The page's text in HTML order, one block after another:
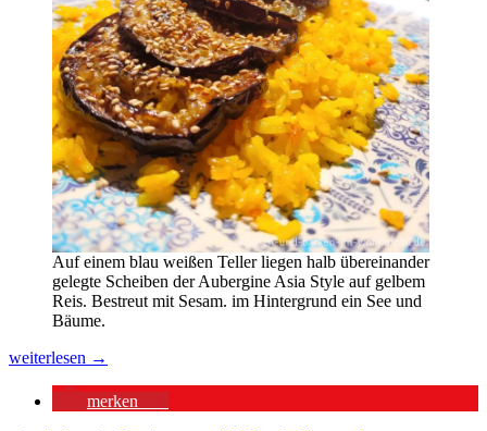
Auf einem blau weißen Teller liegen halb übereinander
gelegte Scheiben der Aubergine Asia Style auf gelbem
Reis. Bestreut mit Sesam. im Hintergrund ein See und
Bäume.
Aubergine
Style
weiterlesen →
merken